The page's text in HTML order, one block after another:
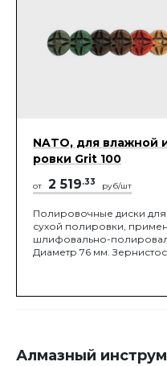
NATO, для влажной
ровки Grit 100
от 2 519.33 руб/шт
Полировочные диски
сухой полировки,
шлифовально-
Диаметр 76 мм.
Алмазный